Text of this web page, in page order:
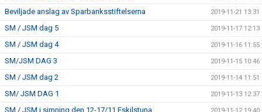
Beviljade anslag av Sparbanksstiftelserna 2019-11-21 13:31
SM / JSM dag 5 2019-11-17 12:13
SM / JSM dag 4 2019-11-16 11:55
SM/JSM DAG 3 2019-11-15 10:46
SM / JSM dag 2 2019-11-14 11:51
SM/ JSM DAG 1 2019-11-13 12:37
SM / JSM i simning den 12-17/11 Eskilstuna